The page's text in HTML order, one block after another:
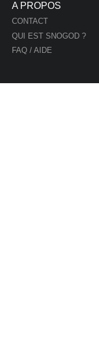
A PROPOS
CONTACT
QUI EST SNOGOD ?
FAQ / AIDE